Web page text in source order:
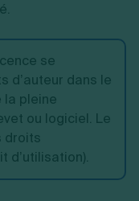
se
d’auteur dans le
la pleine
ou logiciel. Le
droits
d’utilisation).